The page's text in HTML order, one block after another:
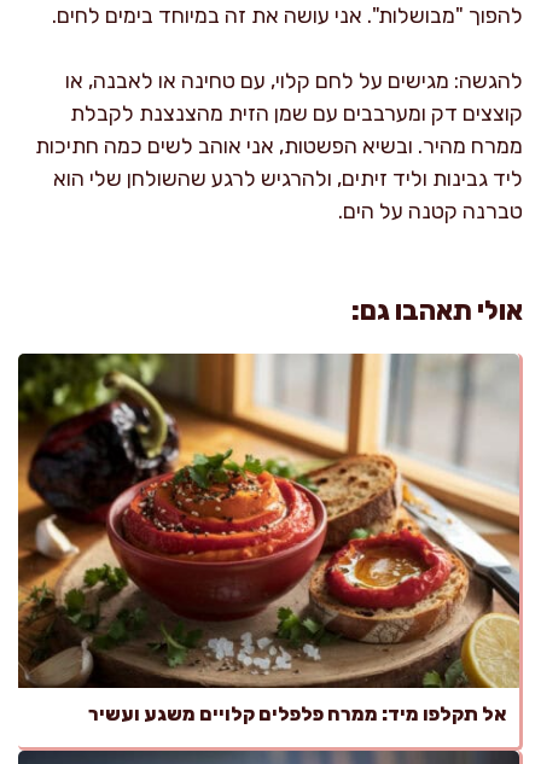
להפוך "מבושלות". אני עושה את זה במיוחד בימים לחים.
להגשה: מגישים על לחם קלוי, עם טחינה או לאבנה, או
קוצצים דק ומערבבים עם שמן הזית מהצנצנת לקבלת
ממרח מהיר. ובשיא הפשטות, אני אוהב לשים כמה חתיכות
ליד גבינות וליד זיתים, ולהרגיש לרגע שהשולחן שלי הוא
טברנה קטנה על הים.
אולי תאהבו גם:
אל תקלפו מיד: ממרח פלפלים קלויים משגע ועשיר